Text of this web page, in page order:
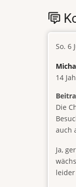
So. 6
14
Die
auch
Ja,